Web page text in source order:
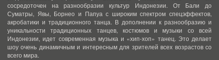
сосредоточен на разнообразии культур Индонезии. От Бали до
Суматры, Явы, Борнео и Папуа с широким спектром спецэффектов,
акробатики и традиционного танца. В дополнении к разнообразию и
уникальности традиционных танцев, костюмов и музыки со всей
Индонезии, идет современная музыка и «хип-хоп» танец. Это делает
шоу очень динамичным и интересным для зрителей всех возрастов со
всего мира.